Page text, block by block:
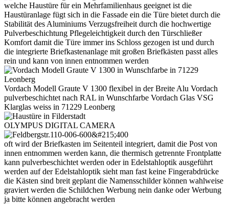
welche Haustüre für ein Mehrfamilienhaus geeignet ist die
Haustüranlage fügt sich in die Fassade ein die Türe bietet durch die
Stabilität des Aluminiums Verzugsfreiheit durch die hochwertige
Pulverbeschichtung Pflegeleichtigkeit durch den Türschließer
Komfort damit die Türe immer ins Schloss gezogen ist und durch
die integrierte Briefkastenanlage mit großen Briefkästen passt alles
rein und kann von innen entnommen werden
Vordach Modell Graute V 1300 flexibel in der Breite Alu Vordach
pulverbeschichtet nach RAL in Wunschfarbe Vordach Glas VSG
Klarglas weiss in 71229 Leonberg
OLYMPUS DIGITAL CAMERA
oft wird der Briefkasten im Seitenteil integriert, damit die Post von
innen entnommen werden kann, die thermisch getrennte Frontplatte
kann pulverbeschichtet werden oder in Edelstahloptik ausgeführt
werden auf der Edelstahloptik sieht man fast keine Fingerabdrücke
die Kästen sind breit geplant die Namensschilder können wahlweise
graviert werden die Schildchen Werbung nein danke oder Werbung
ja bitte können angebracht werden